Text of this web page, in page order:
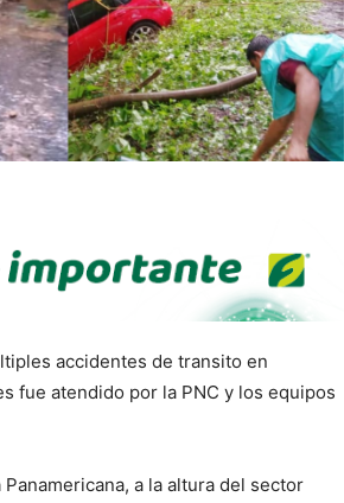
accidentes de transito en
fue atendido por la PNC y los equipos
a la altura del sector